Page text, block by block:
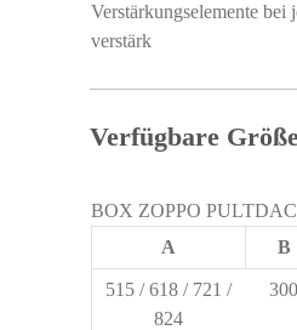
Verstärkungselemente bei
verstärk
Verfügbare
BOX ZOPPO
A
B
515 / 618 / 721 /
824
300